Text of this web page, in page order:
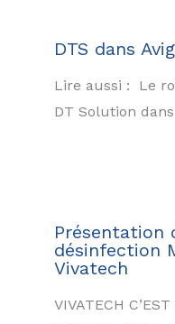
DTS dans
Lire aussi : Le
DT Solution
Présentation
désinfection
Vivatech
VIVATECH